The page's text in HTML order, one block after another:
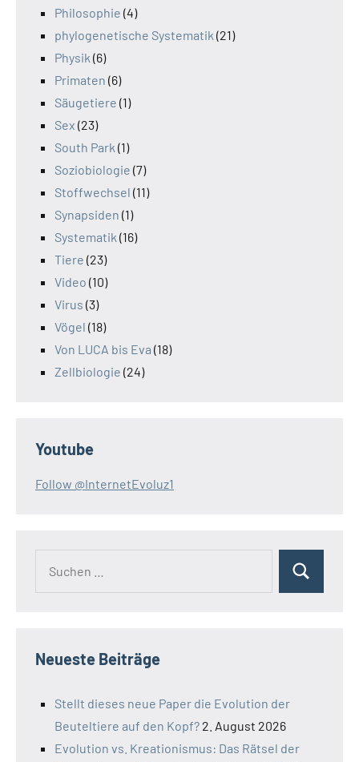
Philosophie (4)
phylogenetische Systematik (21)
Physik (6)
Primaten (6)
Säugetiere (1)
Sex (23)
South Park (1)
Soziobiologie (7)
Stoffwechsel (11)
Synapsiden (1)
Systematik (16)
Tiere (23)
Video (10)
Virus (3)
Vögel (18)
Von LUCA bis Eva (18)
Zellbiologie (24)
Youtube
Follow @InternetEvoluz1
Suchen
Neueste Beiträge
Stellt dieses neue Paper die Evolution der
Beuteltiere auf den Kopf? 2. August 2026
Evolution vs. Kreationismus: Das Rätsel der